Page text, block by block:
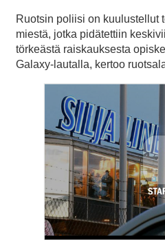
Ruotsin poliisi on kuulustellut
miestä, jotka pidätettiin
törkeästä raiskauksesta
Galaxy-lautalla, kertoo